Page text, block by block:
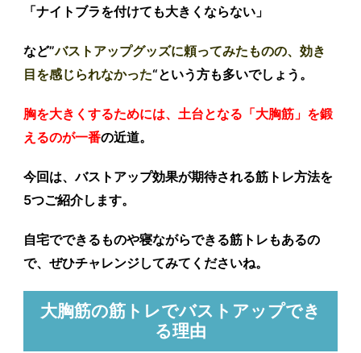
「ナイトブラを付けても大きくならない 」
など”バストアップグッズに頼ってみたものの、効き
目を感じられなかった“という方も多いでしょう。
胸を大きくするためには、土台となる「大胸筋」を鍛
えるのが一番の近道。
今回は、バストアップ効果が期待される筋トレ方法を
5つご紹介します。
自宅でできるものや寝ながらできる筋トレもあるの
で、ぜひチャレンジしてみてくださいね。
大胸筋の筋トレでバストアップでき
る理由